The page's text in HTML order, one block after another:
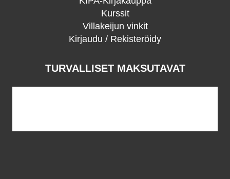
Kurssit
Villakeijun vinkit
Kirjaudu / Rekisteröidy
TURVALLISET MAKSUTAVAT